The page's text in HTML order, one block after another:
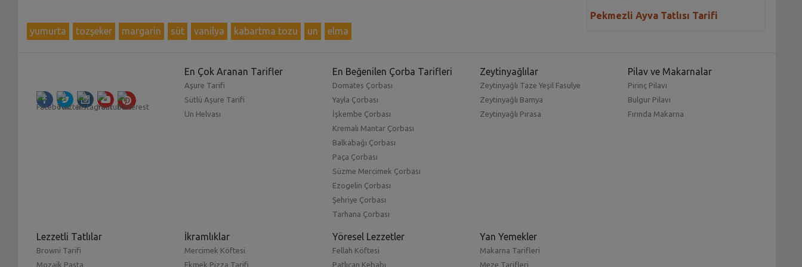
yumurta tozşeker margarin süt vanilya kabartma tozu un elma
Pekmezli Ayva Tatlısı Tarifi
En Çok Aranan Tarifler
Aşure Tarifi
Sütlü Aşure Tarifi
Un Helvası
En Beğenilen Çorba Tarifleri
Domates Çorbası
Yayla Çorbası
İşkembe Çorbası
Kremalı Mantar Çorbası
Balkabağı Çorbası
Paça Çorbası
Süzme Mercimek Çorbası
Ezogelin Çorbası
Şehriye Çorbası
Tarhana Çorbası
Zeytinyağlılar
Zeytinyağlı Taze Yeşil Fasulye
Zeytinyağlı Bamya
Zeytinyağlı Pırasa
Pilav ve Makarnalar
Pirinç Pilavı
Bulgur Pilavı
Fırında Makarna
Lezzetli Tatlılar
Browni Tarifi
Mozaik Pasta
İkramlıklar
Mercimek Köftesi
Ekmek Pizza Tarifi
Yöresel Lezzetler
Fellah Köftesi
Patlıcan Kebabı
Yan Yemekler
Makarna Tarifleri
Meze Tarifleri